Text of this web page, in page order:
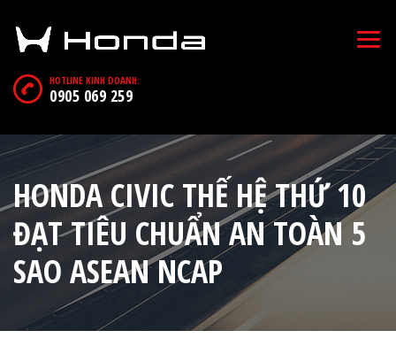
HOTLINE KINH DOANH:
0905 069 259
HONDA CIVIC THẾ HỆ THỨ 10
ĐẠT TIÊU CHUẨN AN TOÀN 5
SAO ASEAN NCAP